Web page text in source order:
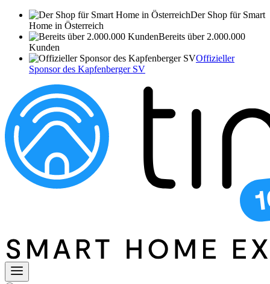
Der Shop für Smart
Home in Österreich
Bereits über 2.000.000
Kunden
Offizieller
Sponsor des Kapfenberger SV